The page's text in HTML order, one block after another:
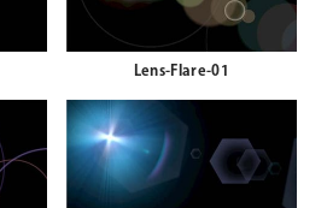
Lens-Flare-01